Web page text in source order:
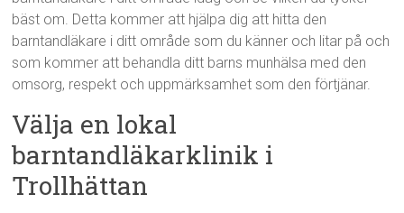
bäst om. Detta kommer att hjälpa dig att hitta den
barntandläkare i ditt område som du känner och litar på och
som kommer att behandla ditt barns munhälsa med den
omsorg, respekt och uppmärksamhet som den förtjänar.
Välja en lokal
barntandläkarklinik i
Trollhättan